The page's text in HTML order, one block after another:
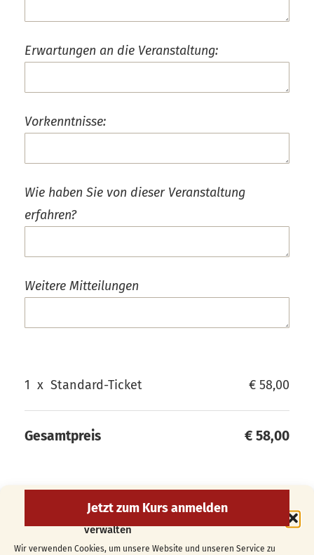
Cookie-Zustimmung
verwalten
Wir verwenden Cookies, um unsere Website und unseren Service zu
Erwartungen an die Veranstaltung:
Vorkenntnisse:
Wie haben Sie von dieser Veranstaltung
erfahren?
Weitere Mitteilungen
1 x Standard-Ticket € 58,00
Gesamtpreis € 58,00